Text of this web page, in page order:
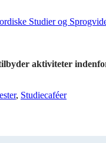
Studier og
aktiviteter
, Studiecaféer